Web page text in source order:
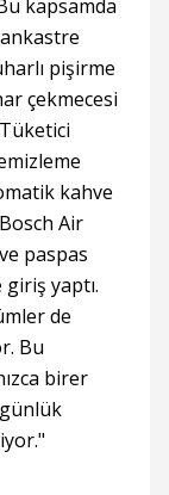
kapsamda
pişirme
çekmecesi
kahve
Air
paspas
yaptı.
de
Bu
birer
günlük